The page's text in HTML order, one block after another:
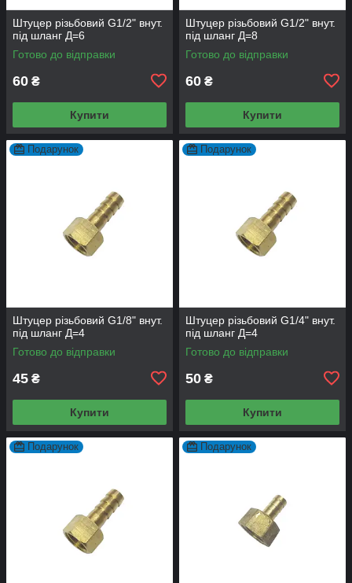
Штуцер різьбовий G1/2" внут.
під шланг Д=6
Готово до відправки
60 ₴
Купити
Штуцер різьбовий G1/2" внут.
під шланг Д=8
Готово до відправки
60 ₴
Купити
Подарунок
Штуцер різьбовий G1/8" внут.
під шланг Д=4
Готово до відправки
45 ₴
Купити
Подарунок
Штуцер різьбовий G1/4" внут.
під шланг Д=4
Готово до відправки
50 ₴
Купити
Подарунок Подарунок